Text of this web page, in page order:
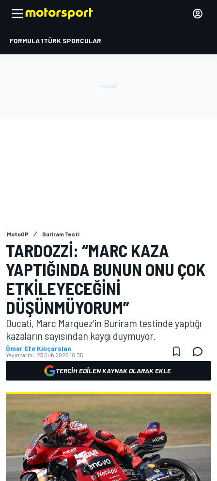
FORMULA 1TÜRK SPORCULAR
MotoGP Buriram Testi
TARDOZZI: “MARC KAZA
YAPTIĞINDA BUNUN ONU ÇOK
ETKILEYECEĞINI
DÜŞÜNMÜYORUM”
Ducati, Marc Marquez’in Buriram testinde yaptığı
kazaların sayısından kaygı duymuyor.
Ömer Efe Kılıçarslan
Yayın tarihi: 23 Şub 2026 18:35
TERCIH EDILEN KAYNAK OLARAK EKLE